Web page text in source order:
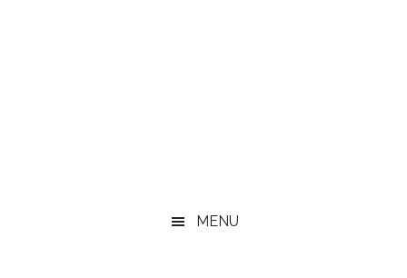
MENU